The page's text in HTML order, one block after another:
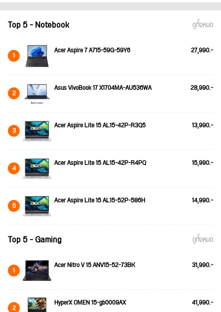
Top 5 - Notebook ดูทั้งหมด
1 Acer Aspire 7 A715-59G-59Y6 27,990.-
2 Asus VivoBook 17 X1704MA-AU536WA 28,990.-
3 Acer Aspire Lite 15 AL15-42P-R3Q5 13,990.-
4 Acer Aspire Lite 15 AL15-42P-R4PQ 15,990.-
5 Acer Aspire Lite 15 AL15-52P-586H 14,990.-
Top 5 - Gaming ดูทั้งหมด
1 Acer Nitro V 15 ANV15-52-73BK 31,990.-
2 HyperX OMEN 15-gb0009AX 41,990.-